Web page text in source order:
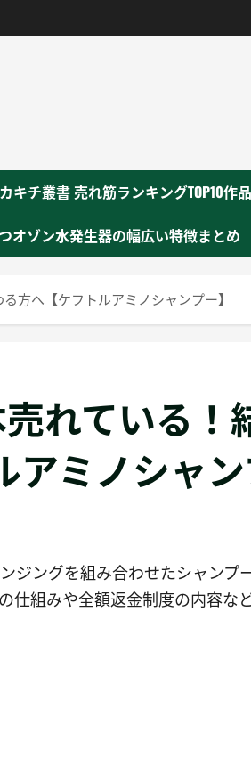
キチ叢書 売れ筋ランキングTOP10作品
オゾン水発生器の幅広い特徴まとめ
方へ【ケフトルアミノシャンプー】
れている！
アミノシャ
ングを組み合わせたシャンプー
仕組みや全額返金制度の内容な